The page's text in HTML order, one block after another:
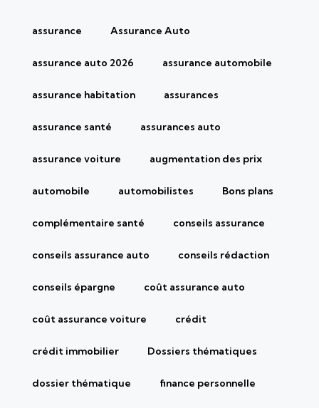
assurance Assurance Auto
assurance auto 2026 assurance automobile
assurance habitation assurances
assurance santé assurances auto
assurance voiture augmentation des prix
automobile automobilistes Bons plans
complémentaire santé conseils assurance
conseils assurance auto conseils rédaction
conseils épargne coût assurance auto
coût assurance voiture crédit
crédit immobilier Dossiers thématiques
dossier thématique finance personnelle